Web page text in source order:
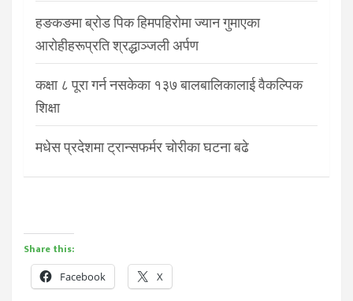
हङकङमा ब्रोड पिक हिमपहिरोमा ज्यान गुमाएका
आरोहीहरूप्रति श्रद्धाञ्जली अर्पण
कक्षा ८ पूरा गर्न नसकेका १३७ बालबालिकालाई वैकल्पिक
शिक्षा
मधेस प्रदेशमा ट्रान्सफर्मर चोरीका घटना बढे
Share this:
Facebook X